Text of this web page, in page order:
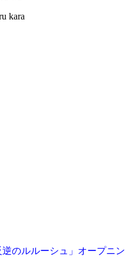
kara
のルルーシュ」オープニ